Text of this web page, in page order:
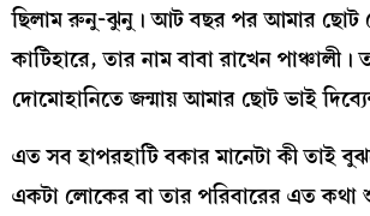
ছিলাম রুনু-ঝুনু। আট বছর পর আমার ছোট
কাটিহারে, তার নাম বাবা রাখেন
দোমোহানিতে জন্মায় আমার ছোট ভাই
এত সব হাপরহাটি বকার মানেটা কী তাই
একটা লোকের বা তার পরিবারের এত কথা